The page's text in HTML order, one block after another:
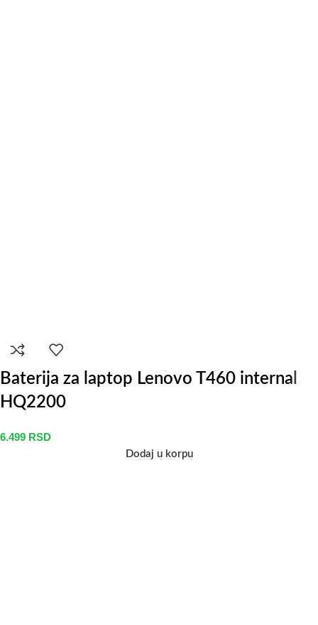
Baterija za laptop Lenovo T460 internal
HQ2200
6.499 RSD
Dodaj u korpu